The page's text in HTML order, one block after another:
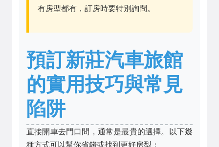
有房型都有，訂房時要特別詢問。
預訂新莊汽車旅館
的實用技巧與常見
陷阱
直接開車去門口問，通常是最貴的選擇。以下幾
種方式可以幫你省錢或找到更好房型：